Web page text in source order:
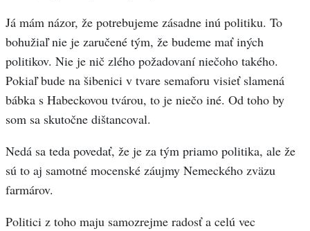
Já mám názor, že potrebujeme zásadne inú politiku. To
bohužiaľ nie je zaručené tým, že budeme mať iných
politikov. Nie je nič zlého požadovaní niečoho takého.
Pokiaľ bude na šibenici v tvare semaforu visieť slamená
bábka s Habeckovou tvárou, to je niečo iné. Od toho by
som sa skutočne dištancoval.
Nedá sa teda povedať, že je za tým priamo politika, ale že
sú to aj samotné mocenské záujmy Nemeckého zväzu
farmárov.
Politici z toho maju samozrejme radosť a celú vec